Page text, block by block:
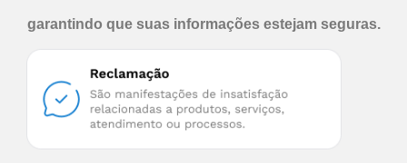
garantindo que suas informações estejam seguras.